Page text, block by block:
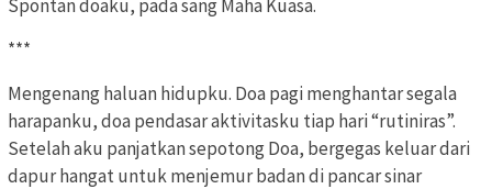
Spontan doaku, pada sang Maha Kuasa.
***
Mengenang haluan hidupku. Doa pagi menghantar segala
harapanku, doa pendasar aktivitasku tiap hari “rutiniras”.
Setelah aku panjatkan sepotong Doa, bergegas keluar dari
dapur hangat untuk menjemur badan di pancar sinar